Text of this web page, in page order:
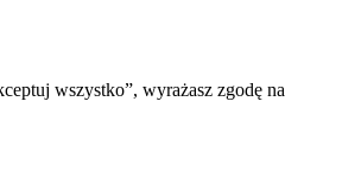
wszystko”, wyrażasz zgodę na